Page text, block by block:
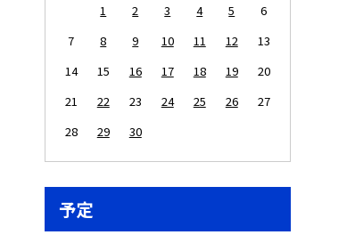
1 2 3 4 5
6
7
8 9 10 11 12
13
14
15 16 17 18 19
20
21
22 23 24 25 26
27
28
29 30
予定